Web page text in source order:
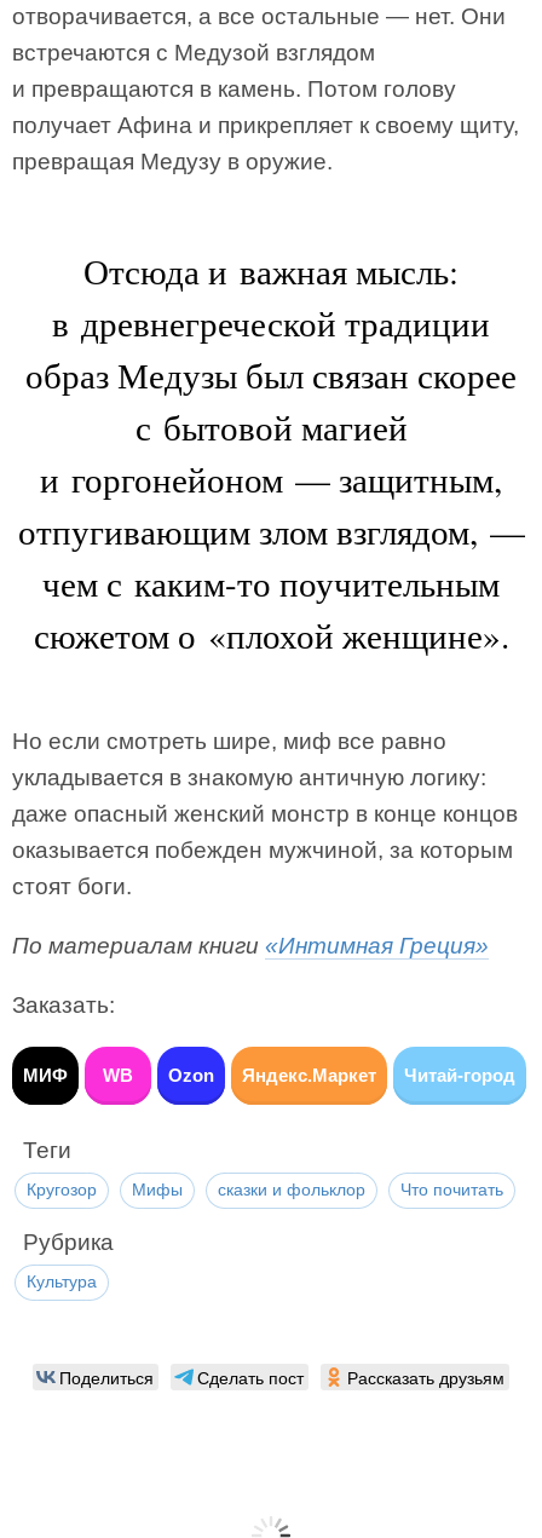
отворачивается, а все остальные — нет. Они
встречаются с Медузой взглядом
и превращаются в камень. Потом голову
получает Афина и прикрепляет к своему щиту,
превращая Медузу в оружие.
Отсюда и важная мысль:
в древнегреческой традиции
образ Медузы был связан скорее
с бытовой магией
и горгонейоном — защитным,
отпугивающим злом взглядом, —
чем с каким-то поучительным
сюжетом о «плохой женщине».
Но если смотреть шире, миф все равно
укладывается в знакомую античную логику:
даже опасный женский монстр в конце концов
оказывается побежден мужчиной, за которым
стоят боги.
По материалам книги «Интимная Греция»
Заказать:
МИФ WB Ozon Яндекс.Маркет Читай-город
Теги
Кругозор Мифы сказки и фольклор Что почитать
Рубрика
Культура
Поделиться Сделать пост Рассказать друзьям